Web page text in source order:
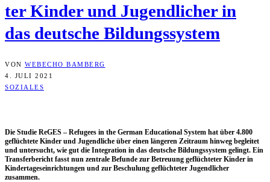
ter Kin­der und Jugend­li­cher in
das deut­sche Bildungssystem
VON WEBECHO BAMBERG
4. JULI 2021
SOZIALES
Die Stu­die ReGES – Refu­gees in the Ger­man Edu­ca­tio­nal Sys­tem hat über 4.800
geflüch­te­te Kin­der und Jugend­li­che über einen län­ge­ren Zeit­raum hin­weg beglei­tet
und unter­sucht, wie gut die Inte­gra­ti­on in das deut­sche Bil­dungs­sys­tem gelingt. Ein
Trans­fer­be­richt fasst nun zen­tra­le Befun­de zur Betreu­ung geflüch­te­ter Kin­der in
Kin­der­ta­ges­ein­rich­tun­gen und zur Beschu­lung geflüch­te­ter Jugend­li­cher
zusammen.